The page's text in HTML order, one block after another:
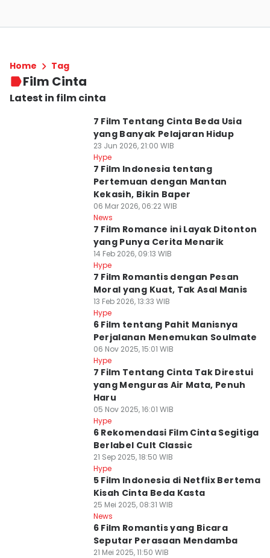
Home Tag
Film Cinta
Latest in film cinta
7 Film Tentang Cinta Beda Usia
yang Banyak Pelajaran Hidup
23 Jun 2026, 21:00 WIB
Hype
7 Film Indonesia tentang
Pertemuan dengan Mantan
Kekasih, Bikin Baper
06 Mar 2026, 06:22 WIB
News
7 Film Romance ini Layak Ditonton
yang Punya Cerita Menarik
14 Feb 2026, 09:13 WIB
Hype
7 Film Romantis dengan Pesan
Moral yang Kuat, Tak Asal Manis
13 Feb 2026, 13:33 WIB
Hype
6 Film tentang Pahit Manisnya
Perjalanan Menemukan Soulmate
06 Nov 2025, 15:01 WIB
Hype
7 Film Tentang Cinta Tak Direstui
yang Menguras Air Mata, Penuh
Haru
05 Nov 2025, 16:01 WIB
Hype
6 Rekomendasi Film Cinta Segitiga
Berlabel Cult Classic
21 Sep 2025, 18:50 WIB
Hype
5 Film Indonesia di Netflix Bertema
Kisah Cinta Beda Kasta
25 Mei 2025, 08:31 WIB
News
6 Film Romantis yang Bicara
Seputar Perasaan Mendamba
21 Mei 2025, 11:50 WIB